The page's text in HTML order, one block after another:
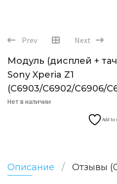
Prev Next
Модуль (дисплей +
Sony Xperia Z1
(C6903/C6902/C6906/
Нет в наличии
Add
Описание Отзывы